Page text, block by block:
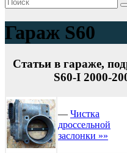
Гараж S60
Статьи в гараже,
S60-I 2000-
— Чистка
дроссельной
заслонки »»